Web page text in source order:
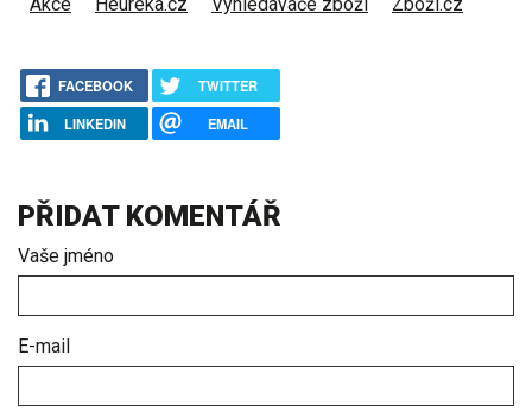
FACEBOOK
TWITTER
LINKEDIN
EMAIL
PŘIDAT KOMENTÁŘ
Vaše jméno
E-mail